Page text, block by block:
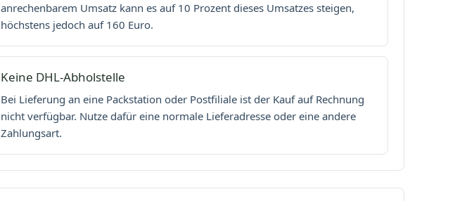
anrechenbarem Umsatz kann es auf 10 Prozent dieses Umsatzes steigen,
höchstens jedoch auf 160 Euro.
Keine DHL-Abholstelle
Bei Lieferung an eine Packstation oder Postfiliale ist der Kauf auf Rechnung
nicht verfügbar. Nutze dafür eine normale Lieferadresse oder eine andere
Zahlungsart.